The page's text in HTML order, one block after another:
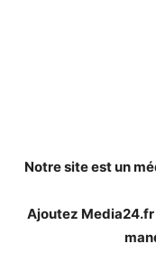
Notre site est un
Ajoutez